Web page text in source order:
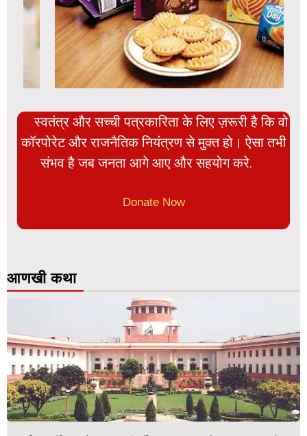
स्वतंत्र और सच्ची पत्रकारिता के लिए ज़रूरी है कि वो
कॉरपोरेट और राजनैतिक नियंत्रण से मुक्त हो। ऐसा तभी
संभव है जब जनता आगे आए और सहयोग करे.
Donate Now
आणखी कथा